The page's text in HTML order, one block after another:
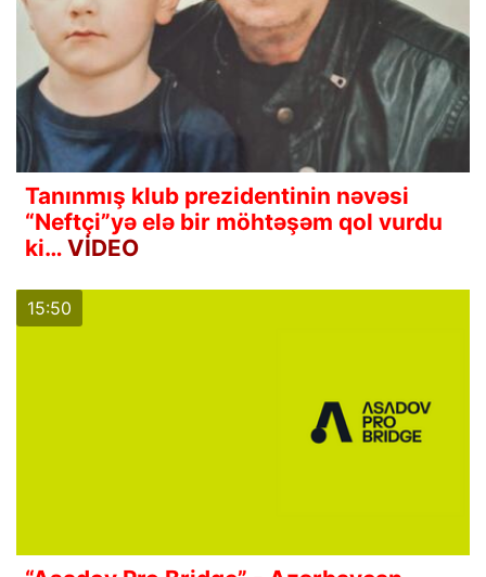
Tanınmış klub prezidentinin nəvəsi
“Neftçi”yə elə bir möhtəşəm qol vurdu
ki… VİDEO
15:50